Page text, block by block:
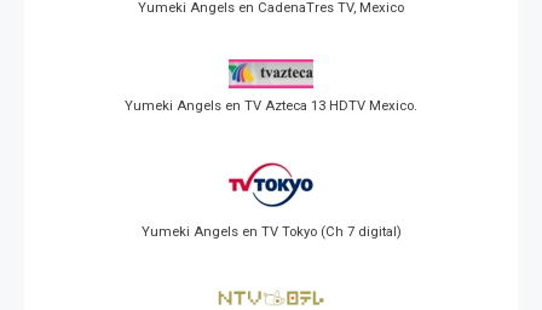
Yumeki Angels en CadenaTres TV, Mexico
Yumeki Angels en TV Azteca 13 HDTV Mexico.
Yumeki Angels en TV Tokyo (Ch 7 digital)